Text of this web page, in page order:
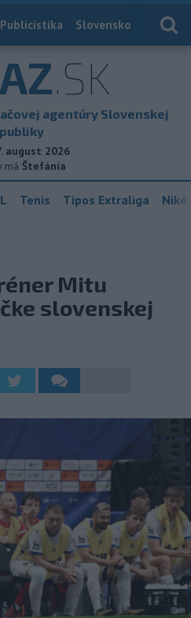
Publicistika Slovensko
.SK
agentúry Slovenskej
august 2026
má Štefánia
Tenis Tipos Extraliga
Mitu
slovenskej